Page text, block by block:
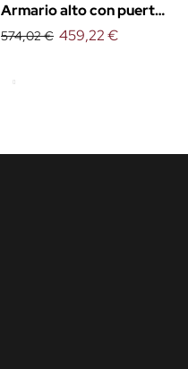
Armario alto con puertas
y cerradura Euro
574,02 € 459,22 €